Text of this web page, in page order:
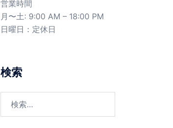
営業時間
月〜土: 9:00 AM – 18:00 PM
日曜日：定休日
検索